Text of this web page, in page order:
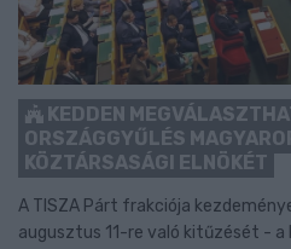
KEDDEN
ORSZÁGGYŰLÉS
KÖZTÁRSASÁGI ELNÖKÉT
A TISZA Párt frakciója
augusztus 11-re való kitűzését -